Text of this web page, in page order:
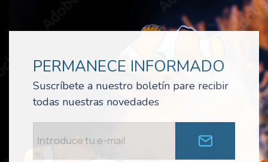
PERMANECE INFORMADO
Suscríbete a nuestro boletín pare recibir
todas nuestras novedades